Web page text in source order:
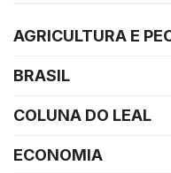
AGRICULTURA E
BRASIL
COLUNA DO LEAL
ECONOMIA